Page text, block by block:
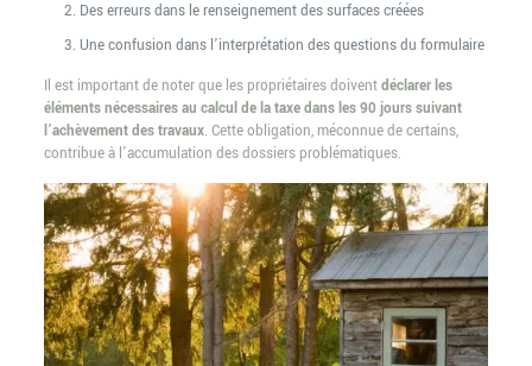
Des erreurs dans le renseignement des surfaces créées
Une confusion dans l’interprétation des questions du formulaire
Il est important de noter que les propriétaires doiventdéclarer les
éléments nécessaires au calcul de la taxe dans les 90 jours suivant
l’achèvement des travaux. Cette obligation, méconnue de certains,
contribue à l’accumulation des dossiers problématiques.